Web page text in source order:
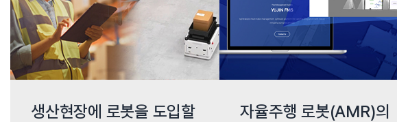
생산현장에 로봇을 도입할
자율주행 로봇(AMR)의